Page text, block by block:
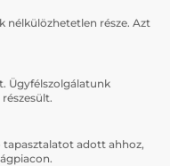
nélkülözhetetlen része. Azt
Ügyfélszolgálatunk
adott ahhoz,